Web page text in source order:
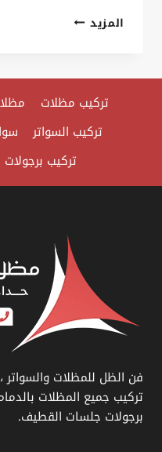
المزيدتركيب
ت:
0535879621
سواتر
خشب
تركيب مظلات
تركيب السواتر
تركيب برجولات
فن الظل للمظلات والسواتر
تركيب جميع المظلات
برجولات جلسات القطيف.